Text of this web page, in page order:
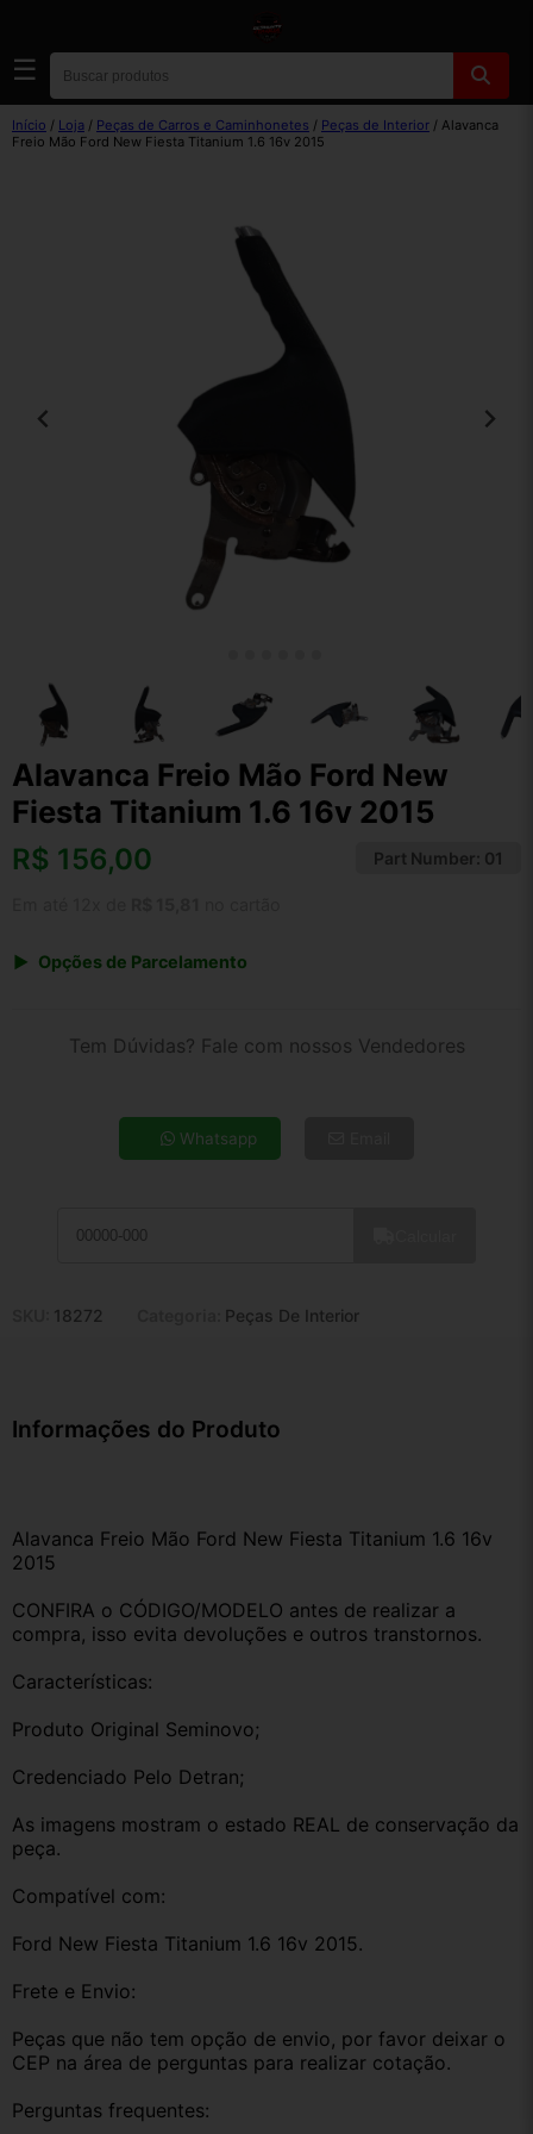
☰
Início / Loja / Peças de Carros e Caminhonetes / Peças de Interior / Alavanca
Freio Mão Ford New Fiesta Titanium 1.6 16v 2015
Alavanca Freio Mão Ford New
Fiesta Titanium 1.6 16v 2015
R$ 156,00 Part Number: 01
Opções de Parcelamento
5x de R$ 35,04
6x de R$ 29,55
9x de R$ 20,40
Tem Dúvidas? Fale com nossos Vendedores
Whatsapp
18272 Peças De Interior
Informações do Produto
Alavanca Freio Mão Ford New Fiesta Titanium 1.6 16v
2015
CONFIRA o CÓDIGO/MODELO antes de realizar a
compra, isso evita devoluções e outros transtornos.
Características:
Produto Original Seminovo;
Credenciado Pelo Detran;
As imagens mostram o estado REAL de conservação da
peça.
Compatível com:
Ford New Fiesta Titanium 1.6 16v 2015.
Frete e Envio:
Peças que não tem opção de envio, por favor deixar o
CEP na área de perguntas para realizar cotação.
Perguntas frequentes: